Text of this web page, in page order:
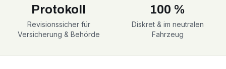
Protokoll
Revisionssicher für
Versicherung & Behörde
100 %
Diskret & im neutralen
Fahrzeug